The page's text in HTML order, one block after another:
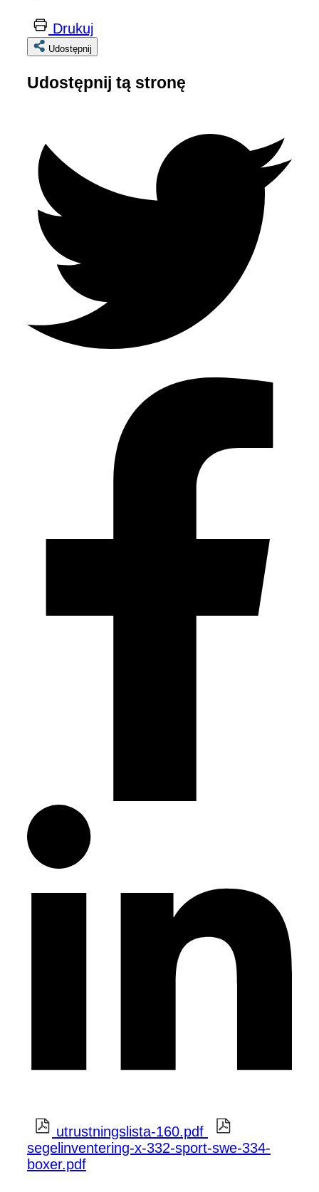
Drukuj
Udostępnij
Udostępnij tą stronę
utrustningslista-160.pdf
segelinventering-x-332-sport-swe-334-
boxer.pdf